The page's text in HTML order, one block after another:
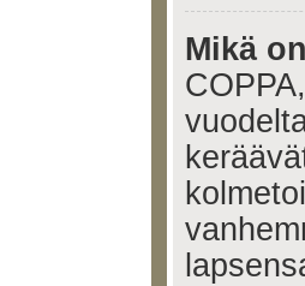
Mikä